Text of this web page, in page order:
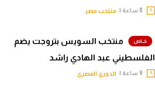
منتخب مصر
منتخب السويس بتروجت يضم
الفلسطيني عبد الهادي راشد
الدوري المصري